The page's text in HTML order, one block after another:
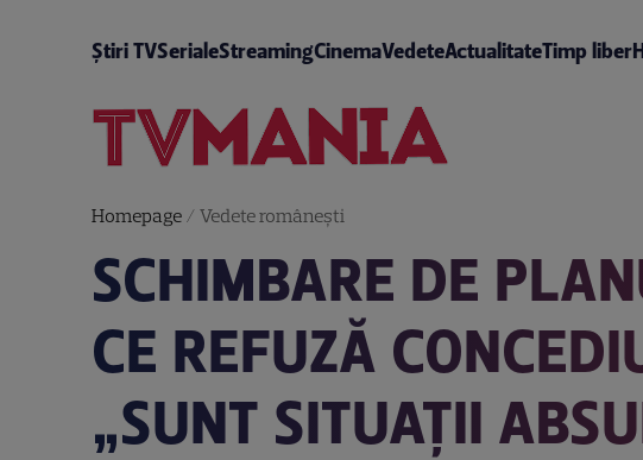
Știri TVSerialeStreamingCinemaVedeteActualitateTimp liber
Homepage/ Vedete româneşti
SCHIMBARE DE
CE REFUZĂ
„SUNT SITUAȚII